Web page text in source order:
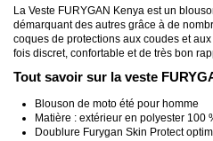
La Veste FURYGAN Kenya est un
démarquant des autres grâce à de
coques de protections aux coudes et
fois discret, confortable et de très bon
Tout savoir sur la veste
Blouson de moto été pour homme
Matière : extérieur en polyester 100
Doublure Furygan Skin Protect